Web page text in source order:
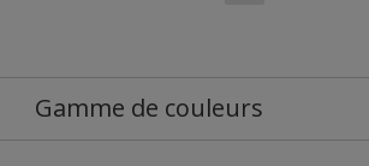
Gamme de couleurs